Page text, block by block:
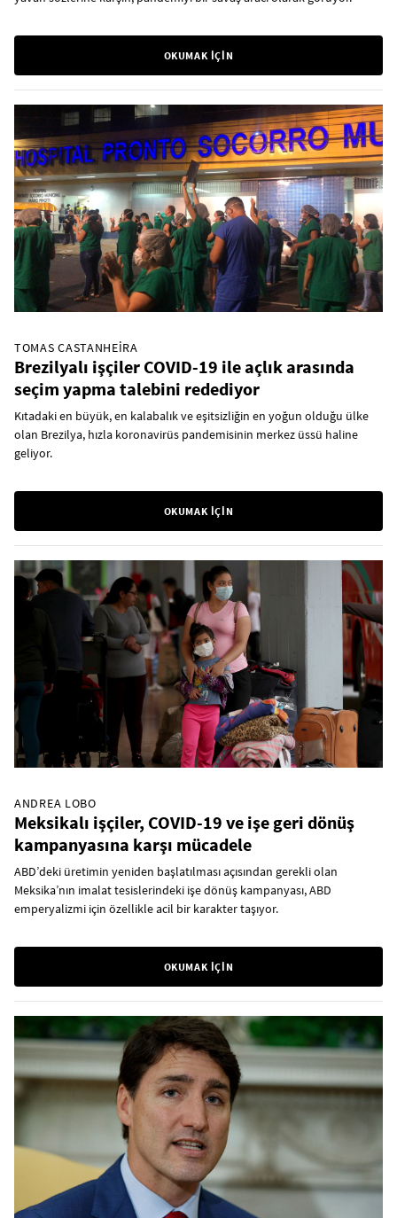
OKUMAK İÇİN
TOMAS CASTANHEIRA
Brezilyalı işçiler COVID-19 ile açlık arasında
seçim yapma talebini redediyor
Kıtadaki en büyük, en kalabalık ve eşitsizliğin en yoğun olduğu ülke
olan Brezilya, hızla koronavirüs pandemisinin merkez üssü haline
geliyor.
OKUMAK İÇİN
ANDREA LOBO
Meksikalı işçiler, COVID-19 ve işe geri dönüş
kampanyasına karşı mücadele
ABD’deki üretimin yeniden başlatılması açısından gerekli olan
Meksika’nın imalat tesislerindeki işe dönüş kampanyası, ABD
emperyalizmi için özellikle acil bir karakter taşıyor.
OKUMAK İÇİN